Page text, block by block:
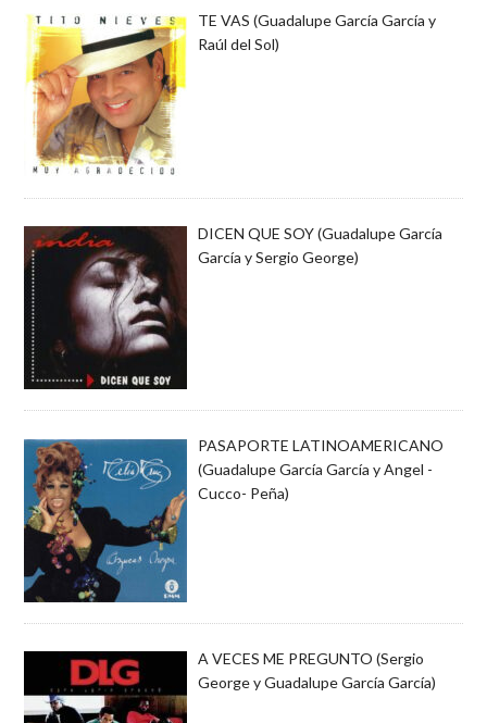
TE VAS (Guadalupe García García y
Raúl del Sol)
DICEN QUE SOY (Guadalupe García
García y Sergio George)
PASAPORTE LATINOAMERICANO
(Guadalupe García García y Angel -
Cucco- Peña)
A VECES ME PREGUNTO (Sergio
George y Guadalupe García García)